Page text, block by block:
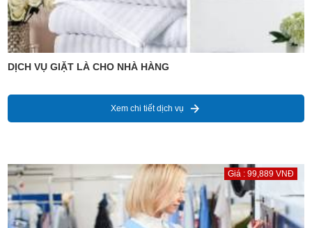
DỊCH VỤ GIẶT LÀ CHO NHÀ HÀNG
Xem chi tiết dịch vụ
Giá : 99,889 VNĐ